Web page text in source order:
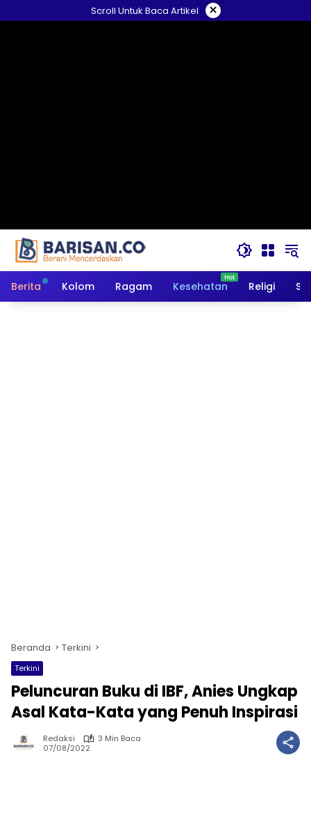
ke
Scroll Untuk Baca Artikel ×
Berita Kolom Ragam Kesehatan Religi
Beranda Terkini
Terkini
Peluncuran Buku di IBF, Anies Ungkap
Asal Kata-Kata yang Penuh Inspirasi
Redaksi
3 Min Baca
07/08/2022